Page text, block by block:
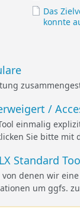
Das
konnte
/
einmalig
Sie bitte
Standard
denen wir
um ggfs.